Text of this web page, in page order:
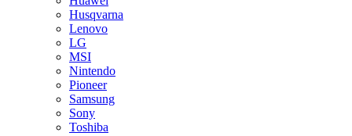
Husqvarna
Lenovo
LG
MSI
Nintendo
Pioneer
Samsung
Sony
Toshiba